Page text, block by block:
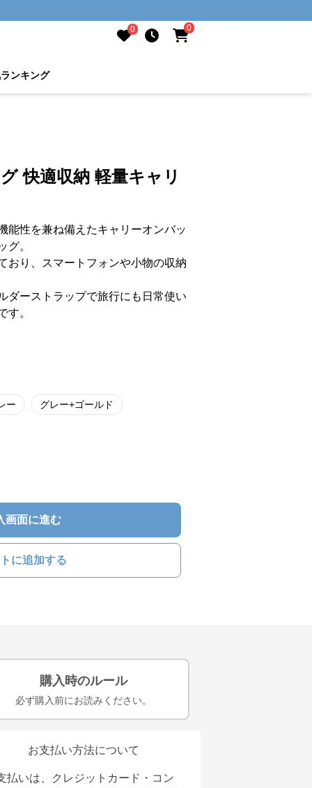
0 0
ランキング
快適収納 軽量キャリ
能性を兼ね備えたキャリーオンバッ
グ。
おり、スマートフォンや小物の収納
ダーストラップで旅行にも日常使い
す。
ー グレー+ゴールド
画面に進む
に追加する
購入時のルール
必ず購入前にお読みください。
お支払い方法について
払いは、クレジットカード・コン